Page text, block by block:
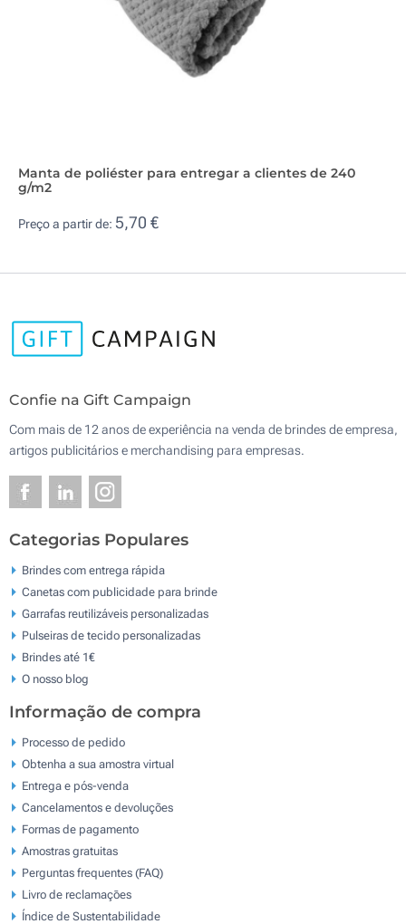
Manta de poliéster para entregar a clientes de 240
g/m2
Preço a partir de: 5,70 €
Confie na Gift Campaign
Com mais de 12 anos de experiência na venda de brindes de empresa,
artigos publicitários e merchandising para empresas.
Categorias Populares
Brindes com entrega rápida
Canetas com publicidade para brinde
Garrafas reutilizáveis personalizadas
Pulseiras de tecido personalizadas
Brindes até 1€
O nosso blog
Informação de compra
Processo de pedido
Obtenha a sua amostra virtual
Entrega e pós-venda
Cancelamentos e devoluções
Formas de pagamento
Amostras gratuitas
Perguntas frequentes (FAQ)
Livro de reclamaçōes
Índice de Sustentabilidade